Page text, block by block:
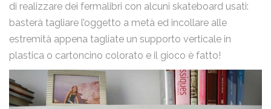
di realizzare dei fermalibri con alcuni skateboard usati:
basterà tagliare l’oggetto a metà ed incollare alle
estremità appena tagliate un supporto verticale in
plastica o cartoncino colorato e il gioco è fatto!